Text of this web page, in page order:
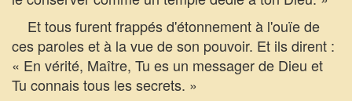
Et tous furent frappés d'étonnement à l'ouïe de
ces paroles et à la vue de son pouvoir. Et ils dirent :
« En vérité, Maître, Tu es un messager de Dieu et
Tu connais tous les secrets. »